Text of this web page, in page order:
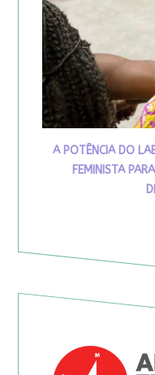
A POTÊNCIA DO
FEMINISTA